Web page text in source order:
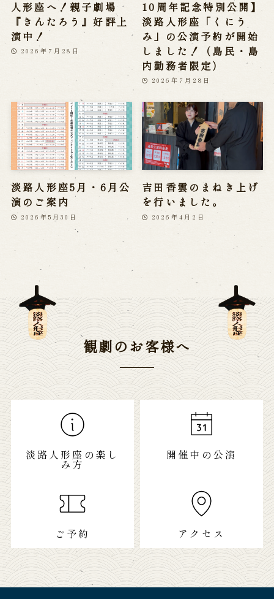
人形座へ！親子劇場
『きんたろう』好評上
演中！
2026年7月28日
10周年記念特別公開】
淡路人形座「くにう
み」の公演予約が開始
しました！（島民・島
内勤務者限定）
2026年7月28日
淡路人形座5月・6月公
演のご案内
2026年5月30日
吉田香雲のまねき上げ
を行いました。
2026年4月2日
観劇のお客様へ
淡路人形座の楽し
み方
開催中の公演
ご予約 アクセス